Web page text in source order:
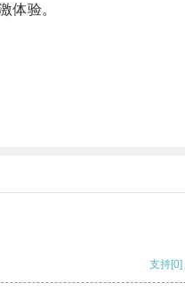
体验。
支持[0]